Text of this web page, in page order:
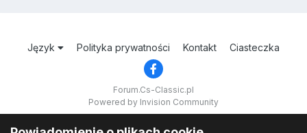
Język Polityka prywatności Kontakt Ciasteczka
Forum.Cs-Classic.pl
Powered by Invision Community